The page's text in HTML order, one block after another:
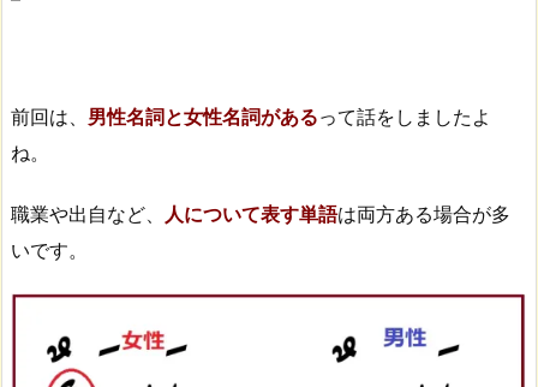
前回は、 男性名詞と女性名詞があるって話をしましたよ
ね。
職業や出自など、 人について表す単語は両方ある場合が多
いです。